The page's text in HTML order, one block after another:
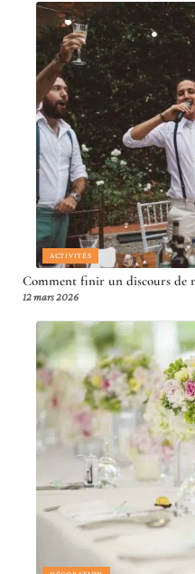
ACTIVITÉS
Comment finir un discours de
12 mars 2026